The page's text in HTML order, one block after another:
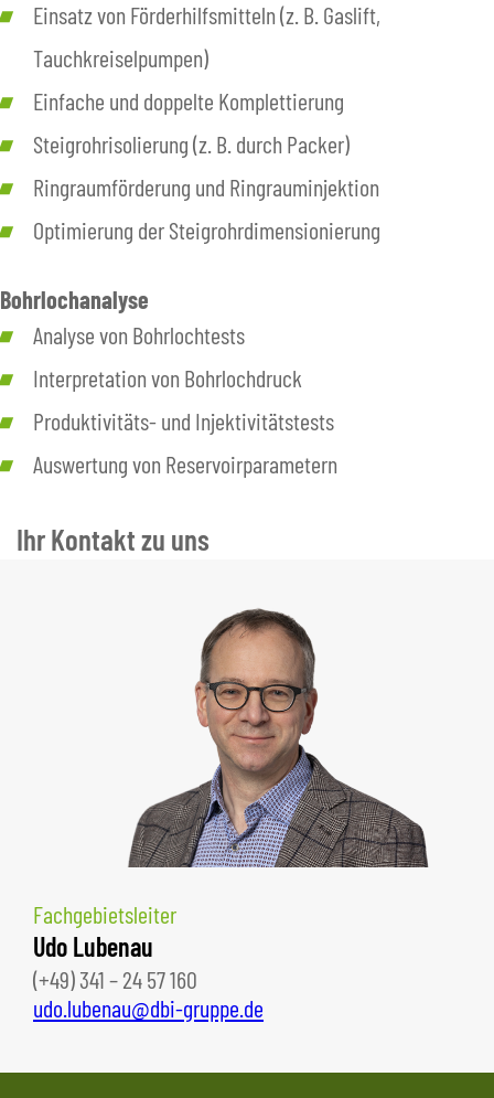
Einsatz von Förderhilfsmitteln (z. B. Gaslift,
Tauchkreiselpumpen)
Einfache und doppelte Komplettierung
Steigrohrisolierung (z. B. durch Packer)
Ringraumförderung und Ringrauminjektion
Optimierung der Steigrohrdimensionierung
Bohrlochanalyse
Analyse von Bohrlochtests
Interpretation von Bohrlochdruck
Produktivitäts- und Injektivitätstests
Auswertung von Reservoirparametern
Ihr Kontakt zu uns
Fachgebietsleiter
Udo Lubenau
(+49) 341 – 24 57 160
udo.lubenau@dbi-gruppe.de